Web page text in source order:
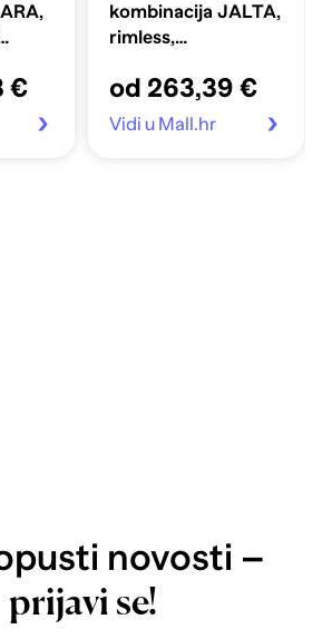
€
kombinacija JALTA,
rimless,
pražnjenje, bijela,
37x78.5x63 cm
od 263,39 €
Vidi u Mall.hr
novosti –
prijavi se!